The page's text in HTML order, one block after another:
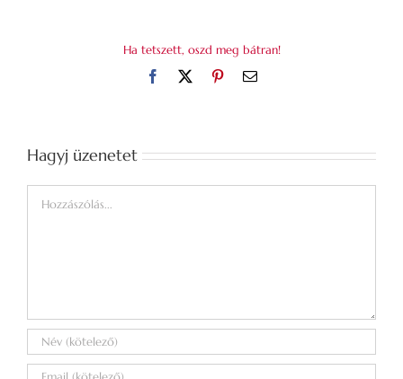
Ha tetszett, oszd meg bátran!
Facebook PinterestEmail:
Hagyj üzenetet
Hozzászólás